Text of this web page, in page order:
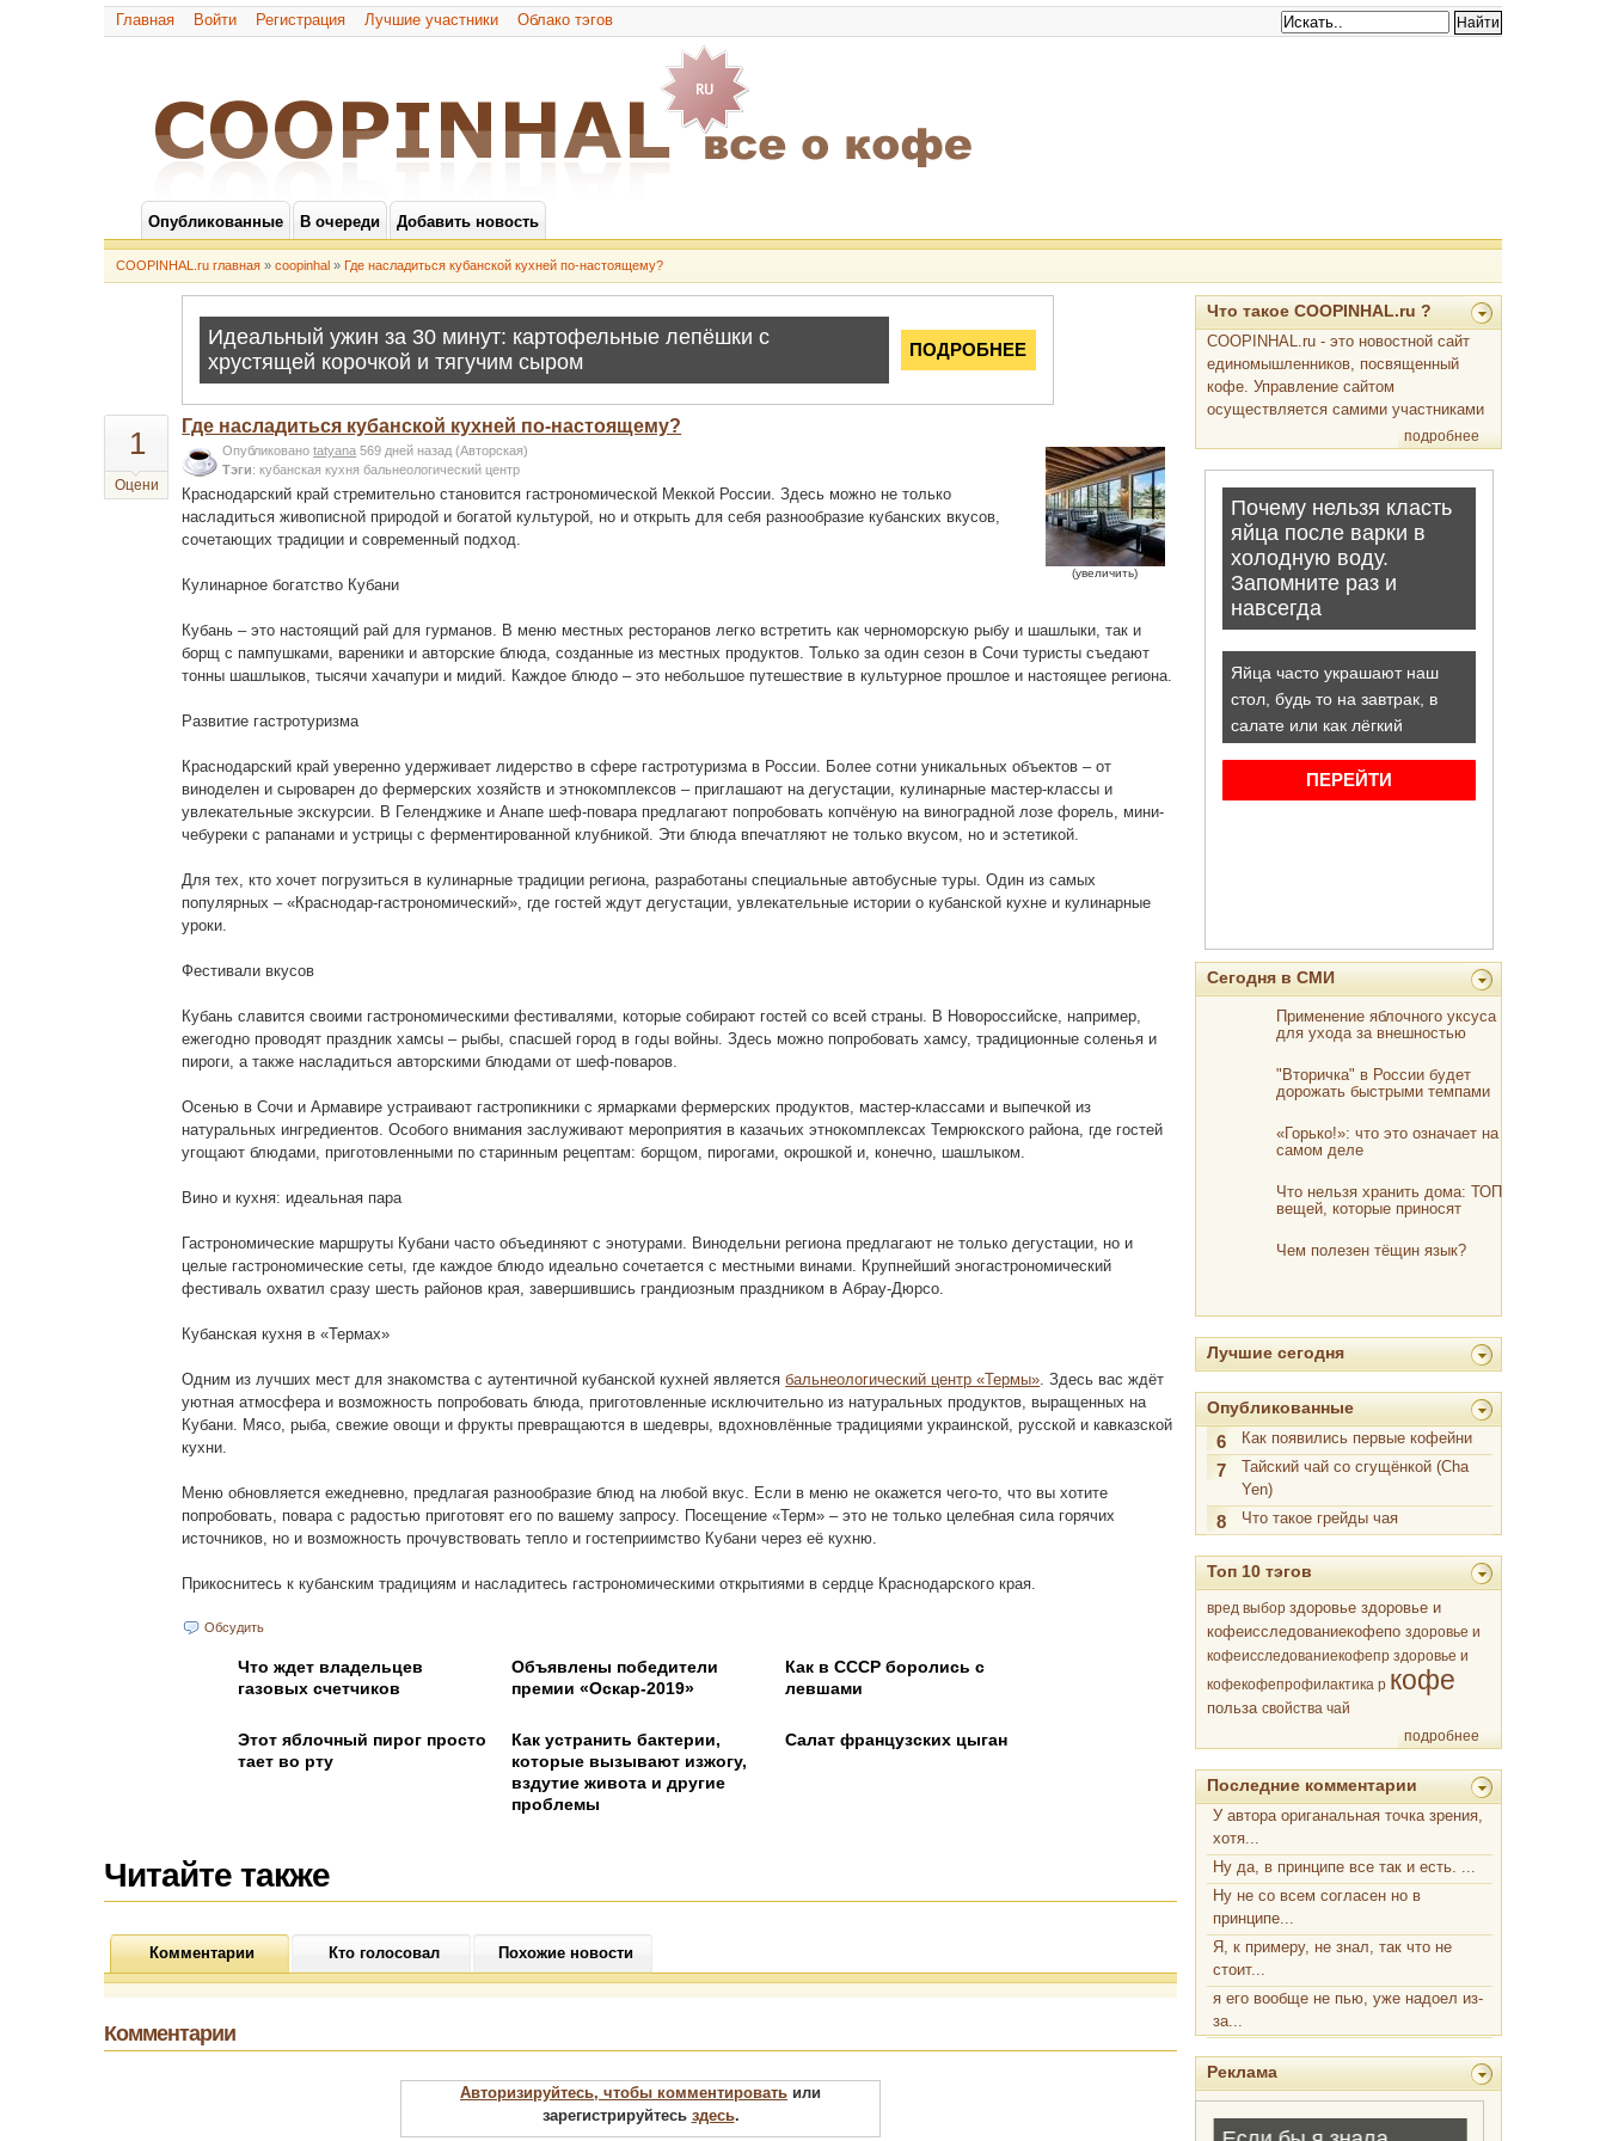
Главная Войти Регистрация Лучшие участники Облако тэгов
Опубликованные В очереди Добавить новость
COOPINHAL.ru главная »coopinhal »Где насладиться кубанской кухней по-настоящему?
1
Оцени
Где насладиться кубанской кухней по-настоящему?
(увеличить)
Опубликованоtatyana 569 дней назад(Авторская)
Тэги:кубанская кухня бальнеологический центр
Краснодарский край стремительно становится гастрономической Меккой России. Здесь можно не только
насладиться живописной природой и богатой культурой, но и открыть для себя разнообразие кубанских вкусов,
сочетающих традиции и современный подход.
Кулинарное богатство Кубани
Кубань – это настоящий рай для гурманов. В меню местных ресторанов легко встретить как черноморскую рыбу и шашлыки, так и
борщ с пампушками, вареники и авторские блюда, созданные из местных продуктов. Только за один сезон в Сочи туристы съедают
тонны шашлыков, тысячи хачапури и мидий. Каждое блюдо – это небольшое путешествие в культурное прошлое и настоящее региона.
Развитие гастротуризма
Краснодарский край уверенно удерживает лидерство в сфере гастротуризма в России. Более сотни уникальных объектов – от
виноделен и сыроварен до фермерских хозяйств и этнокомплексов – приглашают на дегустации, кулинарные мастер-классы и
увлекательные экскурсии. В Геленджике и Анапе шеф-повара предлагают попробовать копчёную на виноградной лозе форель, мини-
чебуреки с рапанами и устрицы с ферментированной клубникой. Эти блюда впечатляют не только вкусом, но и эстетикой.
Для тех, кто хочет погрузиться в кулинарные традиции региона, разработаны специальные автобусные туры. Один из самых
популярных – «Краснодар-гастрономический», где гостей ждут дегустации, увлекательные истории о кубанской кухне и кулинарные
уроки.
Фестивали вкусов
Кубань славится своими гастрономическими фестивалями, которые собирают гостей со всей страны. В Новороссийске, например,
ежегодно проводят праздник хамсы – рыбы, спасшей город в годы войны. Здесь можно попробовать хамсу, традиционные соленья и
пироги, а также насладиться авторскими блюдами от шеф-поваров.
Осенью в Сочи и Армавире устраивают гастропикники с ярмарками фермерских продуктов, мастер-классами и выпечкой из
натуральных ингредиентов. Особого внимания заслуживают мероприятия в казачьих этнокомплексах Темрюкского района, где гостей
угощают блюдами, приготовленными по старинным рецептам: борщом, пирогами, окрошкой и, конечно, шашлыком.
Вино и кухня: идеальная пара
Гастрономические маршруты Кубани часто объединяют с энотурами. Винодельни региона предлагают не только дегустации, но и
целые гастрономические сеты, где каждое блюдо идеально сочетается с местными винами. Крупнейший эногастрономический
фестиваль охватил сразу шесть районов края, завершившись грандиозным праздником в Абрау-Дюрсо.
Кубанская кухня в «Термах»
Одним из лучших мест для знакомства с аутентичной кубанской кухней являетсябальнеологический центр «Термы». Здесь вас ждёт
уютная атмосфера и возможность попробовать блюда, приготовленные исключительно из натуральных продуктов, выращенных на
Кубани. Мясо, рыба, свежие овощи и фрукты превращаются в шедевры, вдохновлённые традициями украинской, русской и кавказской
кухни.
Меню обновляется ежедневно, предлагая разнообразие блюд на любой вкус. Если в меню не окажется чего-то, что вы хотите
попробовать, повара с радостью приготовят его по вашему запросу. Посещение «Терм» – это не только целебная сила горячих
источников, но и возможность прочувствовать тепло и гостеприимство Кубани через её кухню.
Прикоснитесь к кубанским традициям и насладитесь гастрономическими открытиями в сердце Краснодарского края.
Обсудить
Что ждет владельцев
газовых счетчиков
Объявлены победители
премии «Оскар-2019»
Как в СССР боролись с
левшами
Этот яблочный пирог просто
тает во рту
Как устранить бактерии,
которые вызывают изжогу,
вздутие живота и другие
проблемы
Салат французских цыган
Читайте также
Комментарии Кто голосовал Похожие новости
Комментарии
Авторизируйтесь, чтобы комментировать или
зарегистрируйтесь здесь.
Что такое COOPINHAL.ru ?
COOPINHAL.ru - это новостной сайт
единомышленников, посвященный
кофе. Управление сайтом
осуществляется самими участниками
подробнее
Сегодня в СМИ
Применение яблочного уксуса
для ухода за внешностью
"Вторичка" в России будет
дорожать быстрыми темпами
«Горько!»: что это означает на
самом деле
Что нельзя хранить дома: ТОП
вещей, которые приносят
Чем полезен тёщин язык?
Лучшие сегодня
Опубликованные
6
Как появились первые кофейни
7
Тайский чай со сгущёнкой (Cha
Yen)
8 Что такое грейды чая
Топ 10 тэгов
вред выбор здоровье здоровье и
кофеисследованиекофепо здоровье и
кофеисследованиекофепр здоровье и
кофекофепрофилактика р кофе
польза свойства чай
подробнее
Последние комментарии
У автора ориганальная точка зрения,
хотя...
Ну да, в принципе все так и есть. ...
Ну не со всем согласен но в
принципе...
Я, к примеру, не знал, так что не
стоит...
я его вообще не пью, уже надоел из-
за...
Реклама